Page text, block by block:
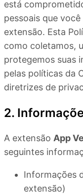
está
pessoais que
extensão. Esta
como coletamos,
protegemos suas
pelas políticas da
diretrizes de
2.
A extensão App
seguintes
Informações
extensão)